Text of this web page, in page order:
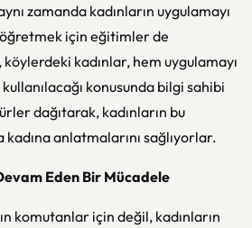
zamanda kadınların uygulamayı
öğretmek için eğitimler de
kadınlar, hem uygulamayı
konusunda bilgi sahibi
dağıtarak, kadınların bu
anlatmalarını sağlıyorlar.
Eden Bir Mücadele
komutanlar için değil, kadınların